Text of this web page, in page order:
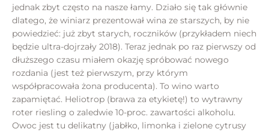
jednak zbyt często na nasze łamy. Działo się tak głównie
dlatego, że winiarz prezentował wina ze starszych, by nie
powiedzieć: już zbyt starych, roczników (przykładem niech
będzie ultra-dojrzały 2018). Teraz jednak po raz pierwszy od
dłuższego czasu miałem okazję spróbować nowego
rozdania (jest też pierwszym, przy którym
współpracowała żona producenta). To wino warto
zapamiętać. Heliotrop (brawa za etykietę!) to wytrawny
roter riesling o zaledwie 10-proc. zawartości alkoholu.
Owoc jest tu delikatny (jabłko, limonka i zielone cytrusy